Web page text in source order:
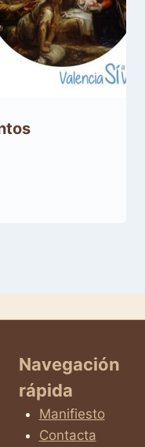
Navegación
rápida
Manifiesto
Contacta